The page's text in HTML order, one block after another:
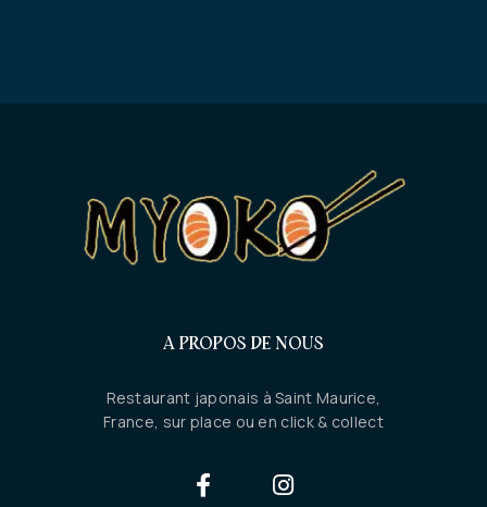
A PROPOS DE NOUS
Restaurant japonais à Saint Maurice,
France, sur place ou en click & collect